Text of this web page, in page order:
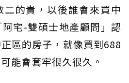
的貴，以後誰會來買中
宅-雙碩士地產顧問」認
區的房子，就像買到688
能會套牢很久很久。